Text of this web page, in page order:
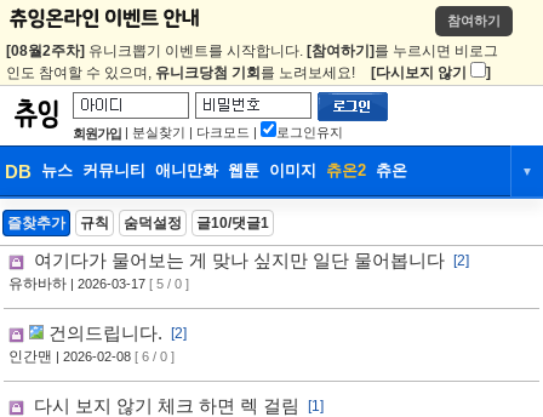
참여하기
[08월2주차] 유니크뽑기 이벤트를 시작합니다. [참여하기] 를 누르시면 비로그
인도 참여할 수 있으며, 유니크당첨 기회 를 노려보세요! [다시보지 않기 ]
회원가입 | 분실찾기 | 다크모드 | 로그인유지
DB 뉴스 커뮤니티 애니만화 웹툰 이미지 츄온2 츄온 ▼
DB 뉴스
웹툰 이미지 츄온2 츄온
즐찾추가 규칙 숨덕설정 글10/댓글1
여기다가 물어보는 게 맞나 싶지만 일단 물어봅니다
[2]
유하바하 | 2026-03-17 [ 5 / 0 ]
건의드립니다.
[2]
인간맨 | 2026-02-08 [ 6 / 0 ]
다시 보지 않기 체크 하면 렉 걸림
[1]